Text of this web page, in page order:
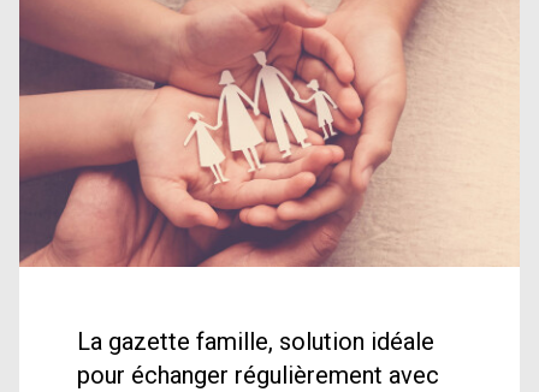
La gazette famille, solution idéale
pour échanger régulièrement avec